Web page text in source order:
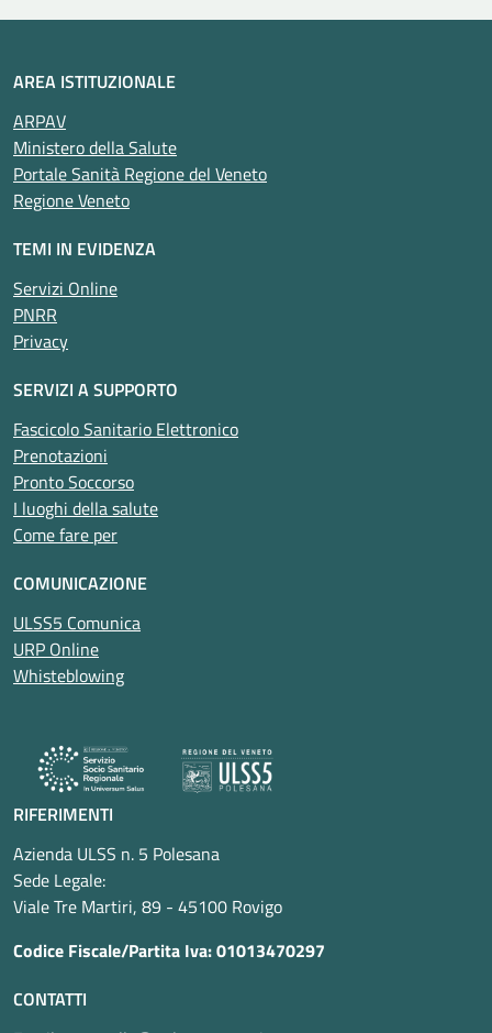
AREA ISTITUZIONALE
ARPAV
Ministero della Salute
Portale Sanità Regione del Veneto
Regione Veneto
TEMI IN EVIDENZA
Servizi Online
PNRR
Privacy
SERVIZI A SUPPORTO
Fascicolo Sanitario Elettronico
Prenotazioni
Pronto Soccorso
I luoghi della salute
Come fare per
COMUNICAZIONE
ULSS5 Comunica
URP Online
Whisteblowing
RIFERIMENTI
Azienda ULSS n. 5 Polesana
Sede Legale:
Viale Tre Martiri, 89 - 45100 Rovigo
Codice Fiscale/Partita Iva: 01013470297
CONTATTI